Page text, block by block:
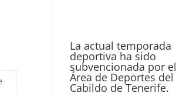
La actual temporada
deportiva ha sido
subvencionada por el
Área de Deportes del
Cabildo de Tenerife.